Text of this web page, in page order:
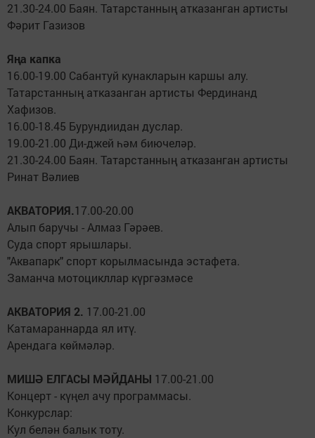
21.30-24.00 Баян. Татарстанның атказанган артисты
Фәрит Газизов
Яңа капка
16.00-19.00 Сабантуй кунакларын каршы алу.
Татарстанның атказанган артисты Фердинанд
Хафизов.
16.00-18.45 Бурундиидан дуслар.
19.00-21.00 Ди-джей һәм биючеләр.
21.30-24.00 Баян. Татарстанның атказанган артисты
Ринат Вәлиев
АКВАТОРИЯ.17.00-20.00
Алып баручы - Алмаз Гәрәев.
Суда спорт ярышлары.
"Аквапарк" спорт корылмасында эстафета.
Заманча мотоцикллар күргәзмәсе
АКВАТОРИЯ 2. 17.00-21.00
Катамараннарда ял итү.
Арендага көймәләр.
МИШӘ ЕЛГАСЫ МӘЙДАНЫ 17.00-21.00
Концерт - күңел ачу программасы.
Конкурслар:
Кул белән балык тоту.